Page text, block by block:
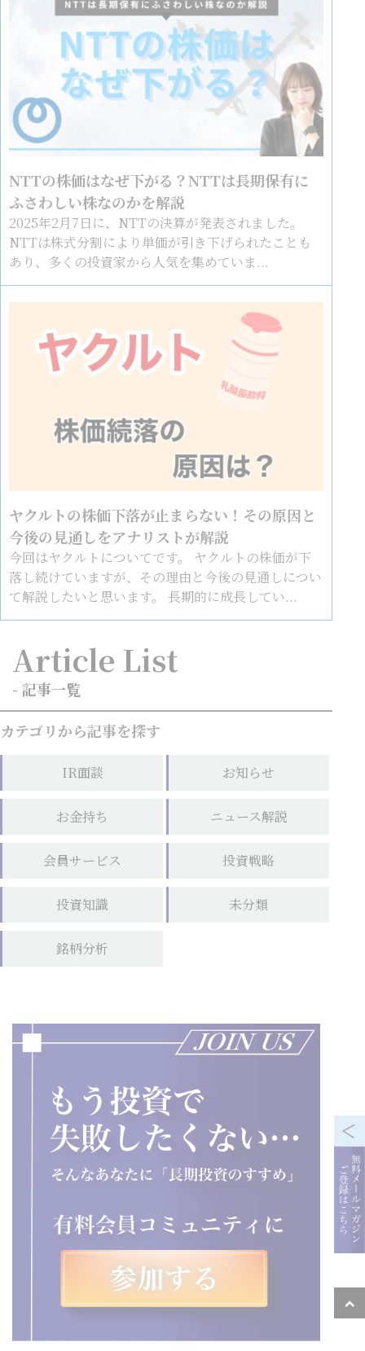
NTTの株価はなぜ下がる？NTTは長期保有に
ふさわしい株なのかを解説
2025年2月7日に、NTTの決算が発表されました。
NTTは株式分割により単価が引き下げられたことも
あり、多くの投資家から人気を集めていま...
ヤクルトの株価下落が止まらない！その原因と
今後の見通しをアナリストが解説
今回はヤクルトについてです。 ヤクルトの株価が下
落し続けていますが、その理由と今後の見通しについ
て解説したいと思います。 長期的に成長してい...
Article List
- 記事一覧
カテゴリから記事を探す
IR面談 お知らせ
お金持ち ニュース解説
会員サービス 投資戦略
投資知識 未分類
銘柄分析